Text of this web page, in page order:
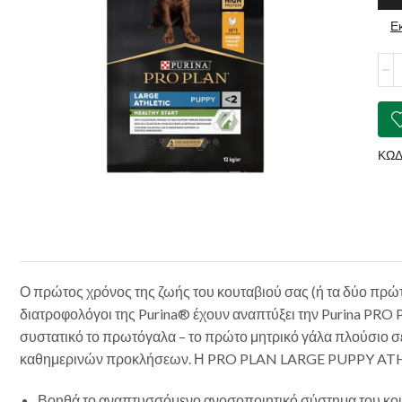
Ο πρώτος χρόνος της ζωής του κουταβιού σας (ή τα δύο
διατροφολόγοι της Purina® έχουν αναπτύξει την Purina
συστατικό το πρωτόγαλα – το πρώτο μητρικό γάλα πλούσιο
καθημερινών προκλήσεων. Η PRO PLAN LARGE PUPPY